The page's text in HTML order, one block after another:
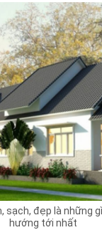
sạch, đẹp là những
hướng tới nhất